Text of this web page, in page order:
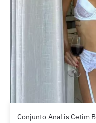
Conjunto AnaLis Cetim